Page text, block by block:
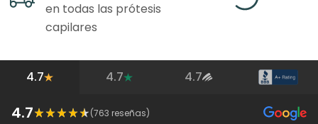
en todas las prótesis
capilares
4.7 4.7 4.7
4.7 (763 reseñas)